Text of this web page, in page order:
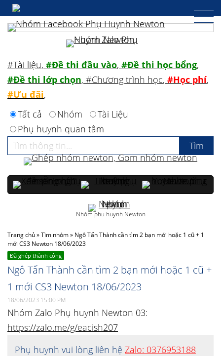
Trang chủ»Tìm nhóm» Ngô Tấn Thành cần tìm 2 bạn mới hoặc 1 cũ + 1
mới CS3 Newton 18/06/2023
Đã ghép thành công
Ngô Tấn Thành cần tìm 2 bạn mới hoặc 1 cũ +
1 mới CS3 Newton 18/06/2023
18/06/2023 15:00 PM
Nhóm Zalo Phụ huynh Newton 03:
https://zalo.me/g/eacish207
Phụ huynh vui lòng liên hệ Zalo: 0376953188
#Tài liệu, #Đề thi đầu vào, #Đề thi học bổng,
#Đề thi lớp chọn, #Chương trình học, #Học phí,
#Ưu đãi,
Tất cả
Nhóm
Tài Liệu
Phụ huynh quan tâm
Nhóm phụ huynh Newton